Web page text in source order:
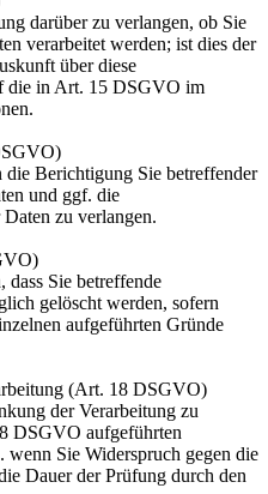
darüber zu verlangen, ob Sie
verarbeitet werden; ist dies der
über diese
die in Art. 15 DSGVO im
die Berichtigung Sie betreffender
und ggf. die
zu verlangen.
dass Sie betreffende
gelöscht werden, sofern
aufgeführten Gründe
(Art. 18 DSGVO)
der Verarbeitung zu
DSGVO aufgeführten
wenn Sie Widerspruch gegen die
Dauer der Prüfung durch den